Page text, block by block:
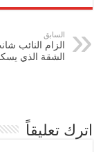
السابق
الزام النائب
الشقة الذي
اترك تعليقاً